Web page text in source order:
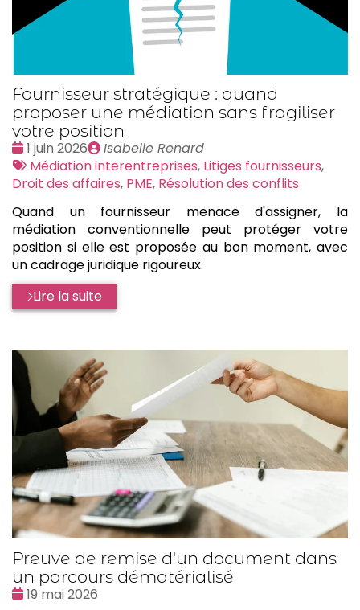
Fournisseur stratégique : quand
proposer une médiation sans fragiliser
votre position
Date
:
1 juin 2026
Publié
par
Isabelle Renard
Tags
:
Médiation interentreprises, Litiges fournisseurs,
Droit des affaires, PME, Résolution des conflits
Quand un fournisseur menace d'assigner, la
médiation conventionnelle peut protéger votre
position si elle est proposée au bon moment, avec
un cadrage juridique rigoureux.
Lire la suite
Preuve de remise d'un document dans
un parcours dématérialisé
Date
19 mai 2026